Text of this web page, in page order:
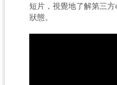
短片，視覺地了解第三
狀態。